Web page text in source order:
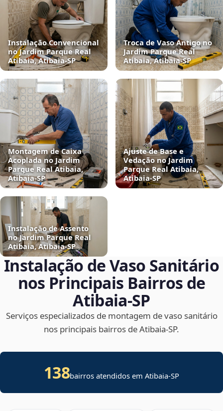
Instalação Convencional
no Jardim Parque Real
Atibaia, Atibaia‑SP
Troca de Vaso Antigo no
Jardim Parque Real
Atibaia, Atibaia‑SP
Montagem de Caixa
Acoplada no Jardim
Parque Real Atibaia,
Atibaia‑SP
Ajuste de Base e
Vedação no Jardim
Parque Real Atibaia,
Atibaia‑SP
Instalação de Assento
no Jardim Parque Real
Atibaia, Atibaia‑SP
Instalação de Vaso Sanitário
nos Principais Bairros de
Atibaia‑SP
Serviços especializados de montagem de vaso sanitário
nos principais bairros de Atibaia‑SP.
138bairros atendidos em Atibaia-SP